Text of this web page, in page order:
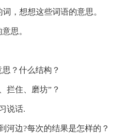
词，想想这些词语的意思。
思。
思？什么结构？
拦住、磨坊”？
说话.
河边?每次的结果是怎样的？